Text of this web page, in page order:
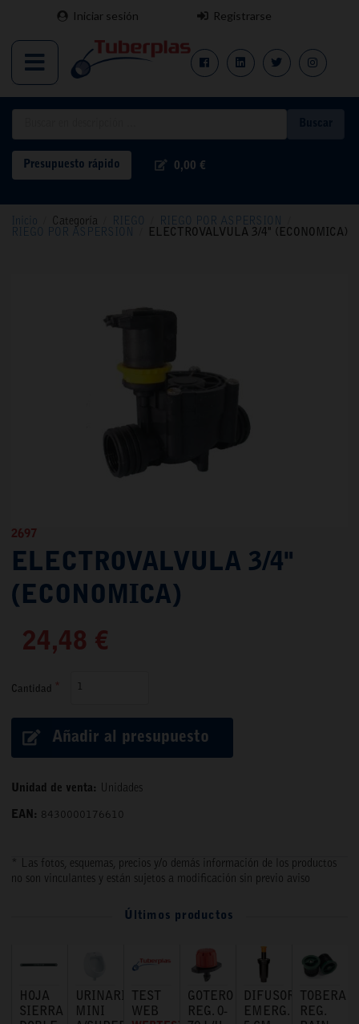
Iniciar sesión Registrarse
Presupuesto rápido 0,00 €
Inicio Categoría RIEGO RIEGO POR ASPERSION
RIEGO POR ASPERSION ELECTROVALVULA 3/4" (ECONOMICA)
2697
ELECTROVALVULA 3/4"
(ECONOMICA)
24,48 €
Cantidad
Añadir al presupuesto
Unidad de venta: Unidades
EAN: 8430000176610
* Las fotos, esquemas, precios y/o demás información de los productos
no son vinculantes y están sujetos a modificación sin previo aviso
Últimos productos
HOJA
SIERRA
URINARIO
MINI
TEST
WEB
GOTERO
REG. 0-
DIFUSOR
EMERG.
TOBERA
REG.